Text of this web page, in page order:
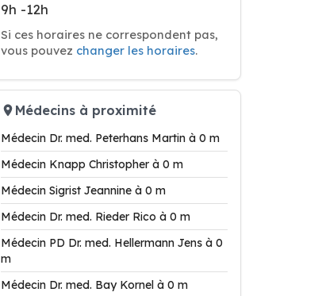
9h -12h
Si ces horaires ne correspondent pas,
vous pouvez changer les horaires.
Médecins à proximité
Médecin Dr. med. Peterhans Martin à 0 m
Médecin Knapp Christopher à 0 m
Médecin Sigrist Jeannine à 0 m
Médecin Dr. med. Rieder Rico à 0 m
Médecin PD Dr. med. Hellermann Jens à 0
m
Médecin Dr. med. Bay Kornel à 0 m